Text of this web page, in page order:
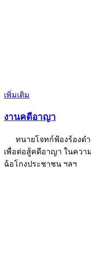
เพิ่มเติม
งานคดีอาญา
ทนายโจทก์ฟ้องร้องดำ
เพื่อต่อสู้คดีอาญา ในควา
ฉ้อโกงประชาชน ฯลฯ